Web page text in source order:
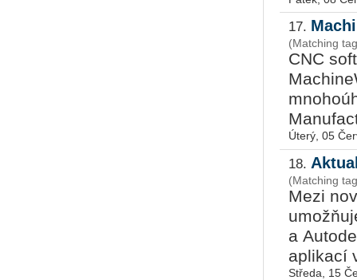
17.
(Matching
CNC
Úterý, 05
18.
(Matching
Mezi
a
aplikací
Středa, 15